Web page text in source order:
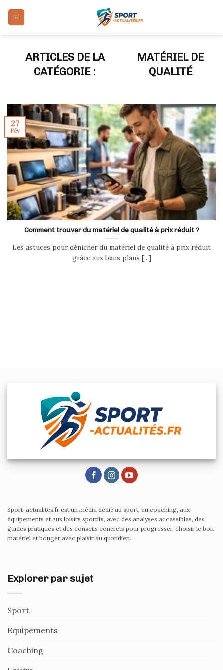
MATÉRIEL DE
QUALITÉ
Comment trouver du matériel de qualité à prix réduit ?
Les astuces pour dénicher du matériel de qualité à prix réduit
grâce aux bons plans [...]
27
Fév
Sport-actualites.fr est un média dédié au sport, au coaching, aux
équipements et aux loisirs sportifs, avec des analyses accessibles, des
guides pratiques et des conseils concrets pour progresser, choisir le bon
matériel et bouger avec plaisir au quotidien.
Explorer par sujet
Sport
Equipements
Coaching